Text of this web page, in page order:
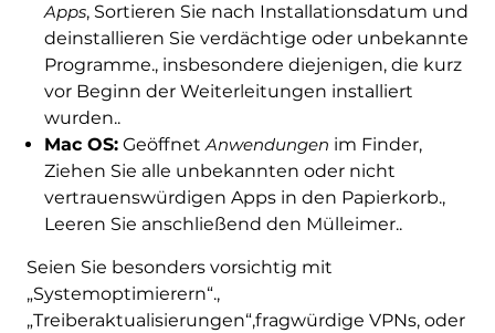
Apps, Sortieren Sie nach Installationsdatum und
deinstallieren Sie verdächtige oder unbekannte
Programme., insbesondere diejenigen, die kurz
vor Beginn der Weiterleitungen installiert
wurden..
Mac OS:GeöffnetAnwendungen im Finder,
Ziehen Sie alle unbekannten oder nicht
vertrauenswürdigen Apps in den Papierkorb.,
Leeren Sie anschließend den Mülleimer..
Seien Sie besonders vorsichtig mit
„Systemoptimierern“.,
„Treiberaktualisierungen“,fragwürdige VPNs, oder